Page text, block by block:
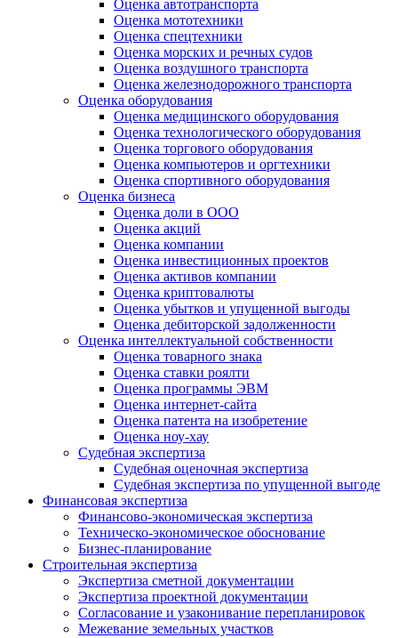
Оценка автотранспорта
Оценка мототехники
Оценка спецтехники
Оценка морских и речных судов
Оценка воздушного транспорта
Оценка железнодорожного транспорта
Оценка оборудования
Оценка медицинского оборудования
Оценка технологического оборудования
Оценка торгового оборудования
Оценка компьютеров и оргтехники
Оценка спортивного оборудования
Оценка бизнеса
Оценка доли в ООО
Оценка акций
Оценка компании
Оценка инвестиционных проектов
Оценка активов компании
Оценка криптовалюты
Оценка убытков и упущенной выгоды
Оценка дебиторской задолженности
Оценка интеллектуальной собственности
Оценка товарного знака
Оценка ставки роялти
Оценка программы ЭВМ
Оценка интернет-сайта
Оценка патента на изобретение
Оценка ноу-хау
Судебная экспертиза
Судебная оценочная экспертиза
Судебная экспертиза по упущенной выгоде
Финансовая экспертиза
Финансово-экономическая экспертиза
Техническо-экономическое обоснование
Бизнес-планирование
Строительная экспертиза
Экспертиза сметной документации
Экспертиза проектной документации
Согласование и узаконивание перепланировок
Межевание земельных участков